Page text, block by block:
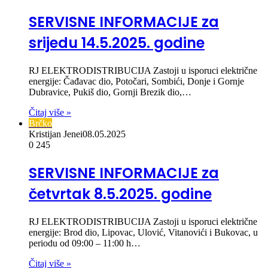
SERVISNE INFORMACIJE za
srijedu 14.5.2025. godine
RJ ELEKTRODISTRIBUCIJA Zastoji u isporuci električne
energije: Čađavac dio, Potočari, Sombići, Donje i Gornje
Dubravice, Pukiš dio, Gornji Brezik dio,…
Čitaj više »
Brčko
Kristijan Jenei08.05.2025
0 245
SERVISNE INFORMACIJE za
četvrtak 8.5.2025. godine
RJ ELEKTRODISTRIBUCIJA Zastoji u isporuci električne
energije: Brod dio, Lipovac, Ulović, Vitanovići i Bukovac, u
periodu od 09:00 – 11:00 h…
Čitaj više »